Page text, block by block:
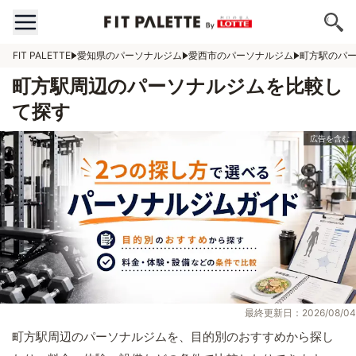
FIT PALETTE 愛知県のパーソナルジム 愛西市のパーソナルジム 町方駅のパ
町方駅周辺のパーソナルジムを比較し
て探す
最終更新日：2026/08/04
町方駅周辺のパーソナルジムを、目的別のおすすめから探し